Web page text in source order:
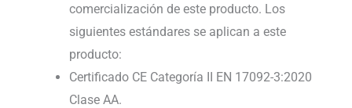
comercialización de este producto. Los
siguientes estándares se aplican a este
producto:
Certificado CE Categoría II EN 17092-3:2020
Clase AA.